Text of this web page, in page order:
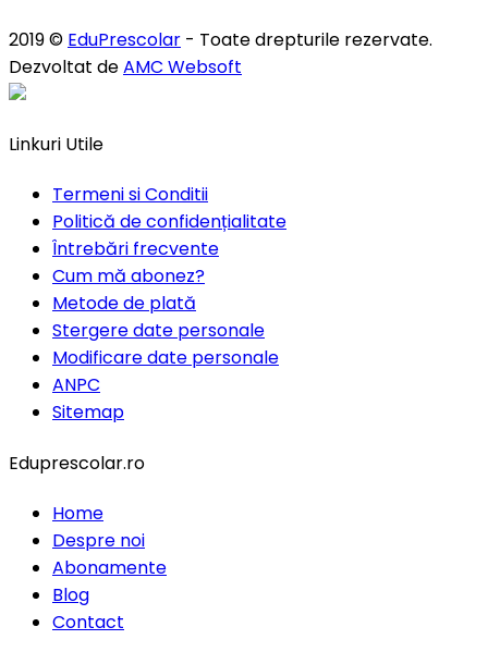
2019 © EduPrescolar - Toate drepturile rezervate.
Dezvoltat deAMC Websoft
Linkuri Utile
Termeni si Conditii
Politică de confidențialitate
Întrebări frecvente
Cum mă abonez?
Metode de plată
Stergere date personale
Modificare date personale
ANPC
Sitemap
Eduprescolar.ro
Home
Despre noi
Abonamente
Blog
Contact